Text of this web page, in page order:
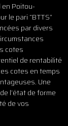
Poitou-
le pari “BTTS”
par divers
cotes
de rentabilité
cotes en temps
Une
l’état de forme
de vos